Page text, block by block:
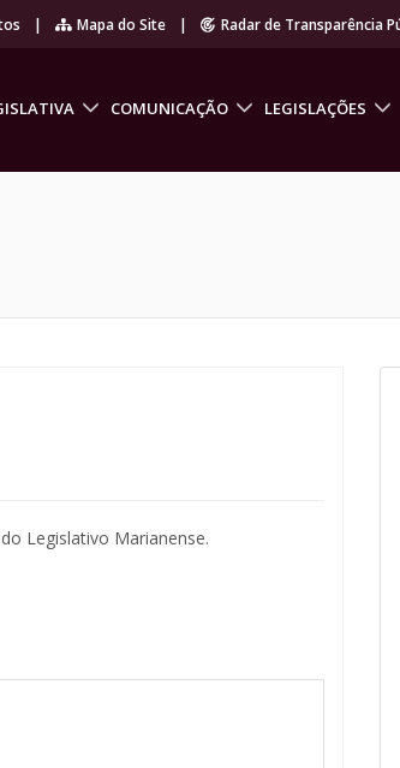
| Mapa do Site | Radar de Transparência
COMUNICAÇÃO LEGISLAÇÕES
Legislativo Marianense.